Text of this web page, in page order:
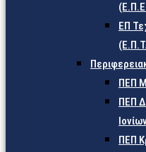
ΕΠ
ΠΕΠ
ΠΕΠ
ΠΕΠ